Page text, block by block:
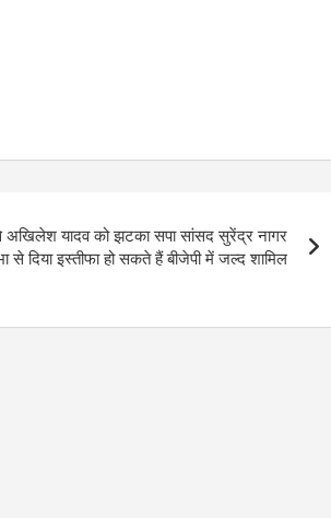
अखिलेश यादव को झटका सपा सांसद सुरेंद्र नागर
से दिया इस्तीफा हो सकते हैं बीजेपी में जल्द शामिल